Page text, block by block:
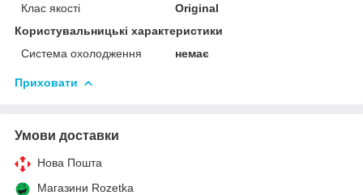
Клас якості
Original
Користувальницькі характеристики
Система охолодження
немає
Приховати
Умови доставки
Нова Пошта
Магазини Rozetka